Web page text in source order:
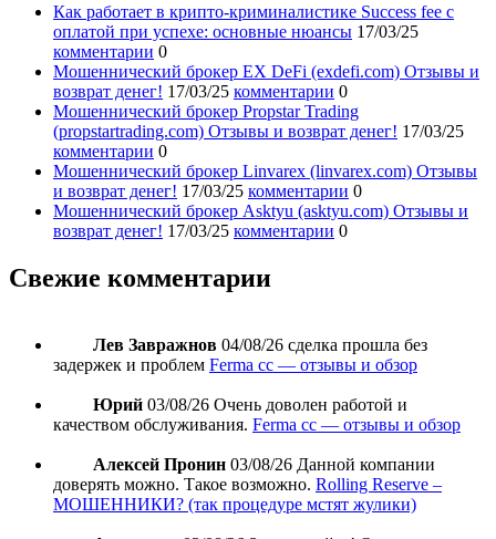
Как работает в крипто-криминалистике Success fee с
оплатой при успехе: основные нюансы 17/03/25
комментарии 0
Мошеннический брокер EX DeFi (exdefi.com) Отзывы и
возврат денег! 17/03/25 комментарии 0
Мошеннический брокер Propstar Trading
(propstartrading.com) Отзывы и возврат денег! 17/03/25
комментарии 0
Мошеннический брокер Linvarex (linvarex.com) Отзывы
и возврат денег! 17/03/25 комментарии 0
Мошеннический брокер Asktyu (asktyu.com) Отзывы и
возврат денег! 17/03/25 комментарии 0
Свежие комментарии
Лев Завражнов 04/08/26 сделка прошла без
задержек и проблем Ferma cc — отзывы и обзор
Юрий 03/08/26 Очень доволен работой и
качеством обслуживания. Ferma cc — отзывы и обзор
Алексей Пронин 03/08/26 Данной компании
доверять можно. Такое возможно. Rolling Reserve –
МОШЕННИКИ? (так процедуре мстят жулики)